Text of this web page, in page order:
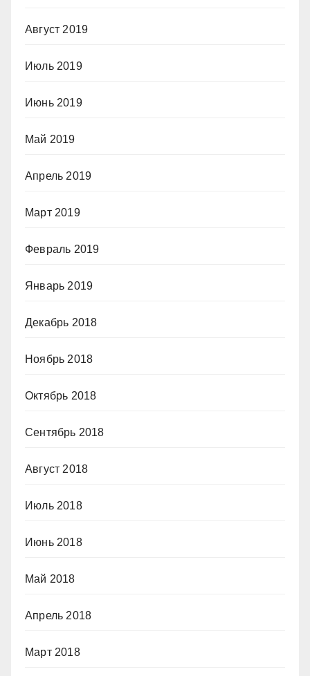
Август 2019
Июль 2019
Июнь 2019
Май 2019
Апрель 2019
Март 2019
Февраль 2019
Январь 2019
Декабрь 2018
Ноябрь 2018
Октябрь 2018
Сентябрь 2018
Август 2018
Июль 2018
Июнь 2018
Май 2018
Апрель 2018
Март 2018